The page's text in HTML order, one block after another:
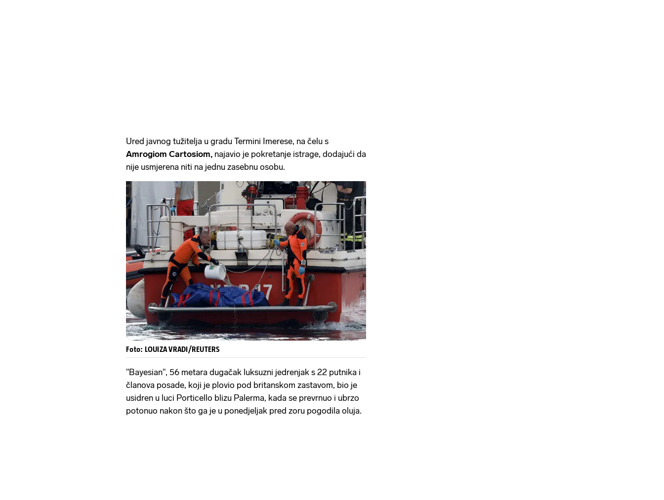
Ured javnog tužitelja u gradu Termini Imerese, na čelu s
Amrogiom Cartosiom, najavio je pokretanje istrage, dodajući da
nije usmjerena niti na jednu zasebnu osobu.
Foto: LOUIZA VRADI/REUTERS
"Bayesian", 56 metara dugačak luksuzni jedrenjak s 22 putnika i
članova posade, koji je plovio pod britanskom zastavom, bio je
usidren u luci Porticello blizu Palerma, kada se prevrnuo i ubrzo
potonuo nakon što ga je u ponedjeljak pred zoru pogodila oluja.